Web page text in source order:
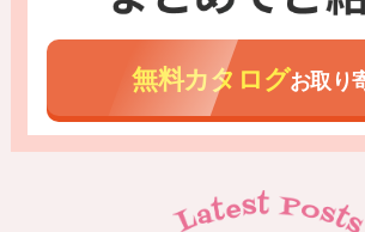
無料カタログお取り